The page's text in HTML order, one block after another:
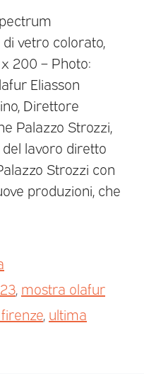
vetro colorato,
200 – Photo:
Eliasson
Direttore
Palazzo Strozzi,
del lavoro diretto
Strozzi con
produzioni, che
, mostra olafur
, ultima